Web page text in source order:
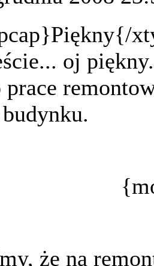
oj
że na